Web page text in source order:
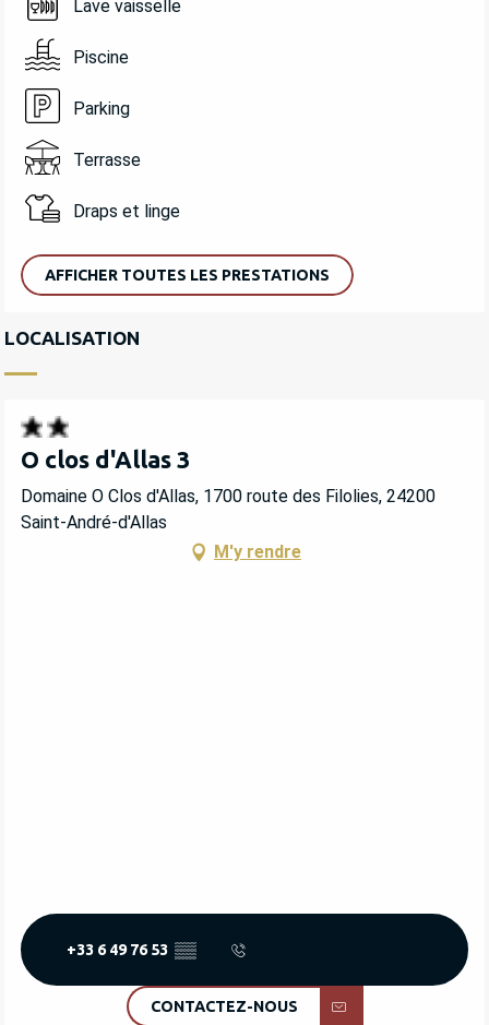
Lave vaisselle
Piscine
Parking
Terrasse
Draps et linge
AFFICHER TOUTES LES PRESTATIONS
LOCALISATION
O clos d'Allas 3
Domaine O Clos d'Allas, 1700 route des Filolies, 24200
Saint-André-d'Allas
M'y rendre
+33 6 49 76 53 ▒▒
CONTACTEZ-NOUS